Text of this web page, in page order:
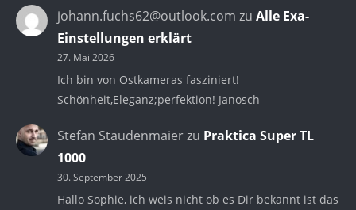
johann.fuchs62@outlook.com zu Alle Exa-
Einstellungen erklärt
27. Mai 2026
Ich bin von Ostkameras fasziniert!
Schönheit,Eleganz;perfektion! Janosch
Stefan Staudenmaierzu Praktica Super TL
1000
30. September 2025
Hallo Sophie, ich weis nicht ob es Dir bekannt ist das